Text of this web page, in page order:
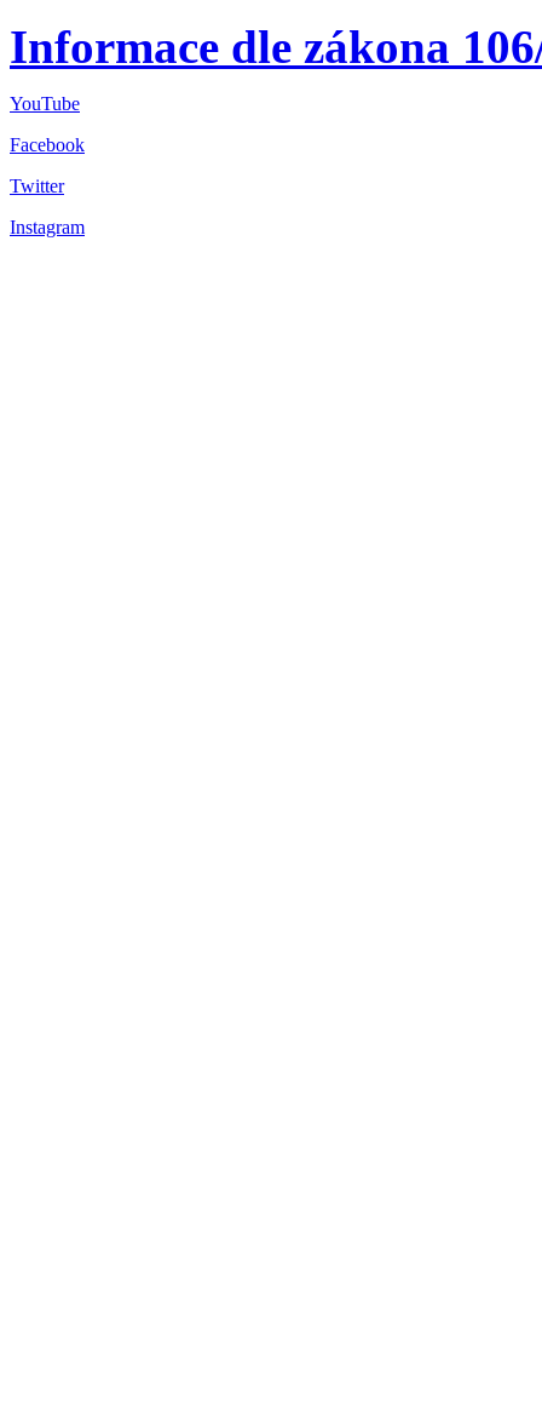
Informace dle zákona
YouTube
Facebook
Twitter
Instagram